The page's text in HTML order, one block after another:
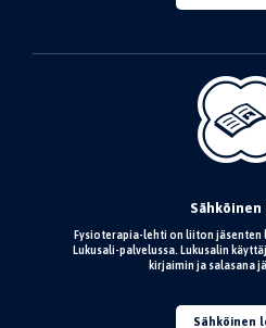
Fysioterapia-lehti on liiton jäsenten
Lukusali-palvelussa. Lukusalin
kirjaimin ja salasana
Sähköinen